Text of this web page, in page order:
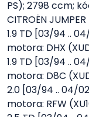
PS); 2798 ccm;
CITROËN
1.9 TD [03/94 ..
motora: DHX
1.9 TD [03/94 ..
motora: D8C
2.0 [03/94 .. 04/
motora: RFW